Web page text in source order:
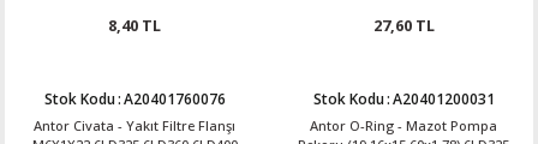
8,40 TL 27,60 TL
Stok Kodu:A20401760076
Antor Civata - Yakıt Filtre Flanşı
Stok Kodu:A20401200031
Antor O-Ring - Mazot Pompa